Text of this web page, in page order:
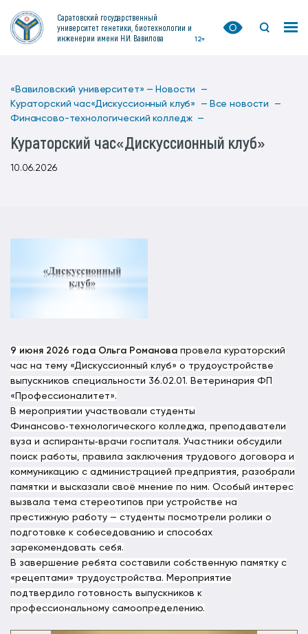
Саратовский государственный
университет генетики, биотехнологии и
инженерии имени Н.И. Вавилова
12+
«Вавиловский университет» — Новости —
Кураторский час«Дискуссионный клуб» — Все новости —
Финансово-технологический колледж —
Кураторский час«Дискуссионный клуб»
10.06.2026
9 июня 2026 года Ольга Романова провела кураторский
час на тему «Дискуссионный клуб» о трудоустройстве
выпускников специальности 36.02.01. Ветеринария ФП
«Профессионалитет».
В мероприятии участвовали студенты
Финансово‑технологического колледжа,
преподаватели
вуза и аспиранты‑врачи госпиталя. Участники обсудили
поиск работы, правила заключения трудового договора и
коммуникацию с администрацией предприятия,
разобрали
памятки и высказали своё мнение по ним. Особый интерес
вызвала тема стереотипов при устройстве на
престижную работу — студенты посмотрели ролики о
подготовке к собеседованию и способах
зарекомендовать себя.
В завершение ребята составили собственную памятку с
«рецептами» трудоустройства. Мероприятие
подтвердило готовность выпускников к
профессиональному самоопределению.